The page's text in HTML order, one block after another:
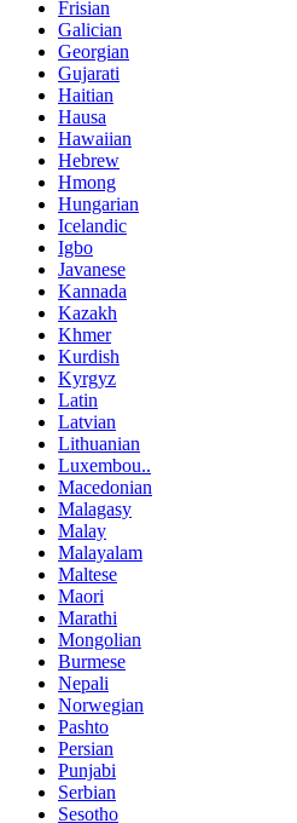
Frisian
Galician
Georgian
Gujarati
Haitian
Hausa
Hawaiian
Hebrew
Hmong
Hungarian
Icelandic
Igbo
Javanese
Kannada
Kazakh
Khmer
Kurdish
Kyrgyz
Latin
Latvian
Lithuanian
Luxembou..
Macedonian
Malagasy
Malay
Malayalam
Maltese
Maori
Marathi
Mongolian
Burmese
Nepali
Norwegian
Pashto
Persian
Punjabi
Serbian
Sesotho